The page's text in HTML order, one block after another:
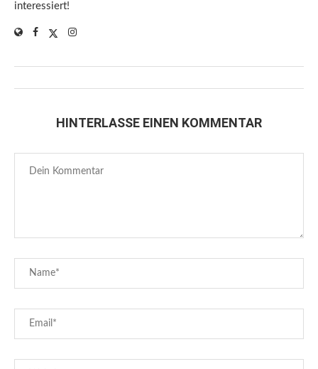
interessiert!
HINTERLASSE EINEN KOMMENTAR